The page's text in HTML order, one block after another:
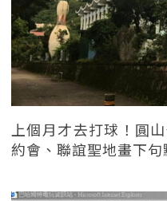
上個月才去打球！圓
約會、聯誼聖地畫下句